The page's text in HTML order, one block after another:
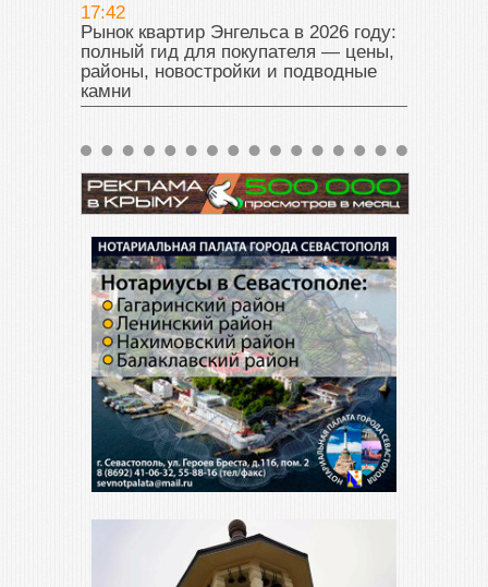
17:42
Рынок квартир Энгельса в 2026 году:
полный гид для покупателя — цены,
районы, новостройки и подводные
камни